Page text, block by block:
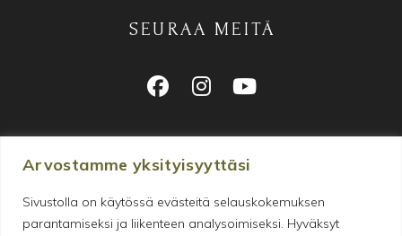
Arvostamme yksityisyyttäsi
Sivustolla on käytössä evästeitä selauskokemuksen
parantamiseksi ja liikenteen analysoimiseksi. Hyväksyt
SEURAA MEITÄ